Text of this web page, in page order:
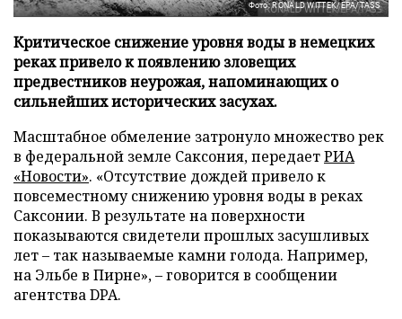
Фото: RONALD WITTEK/EPA/TASS
Критическое снижение уровня воды в немецких
реках привело к появлению зловещих
предвестников неурожая, напоминающих о
сильнейших исторических засухах.
Масштабное обмеление затронуло множество рек
в федеральной земле Саксония, передаетРИА
«Новости». «Отсутствие дождей привело к
повсеместному снижению уровня воды в реках
Саксонии. В результате на поверхности
показываются свидетели прошлых засушливых
лет – так называемые камни голода. Например,
на Эльбе в Пирне», – говорится в сообщении
агентства DPA.